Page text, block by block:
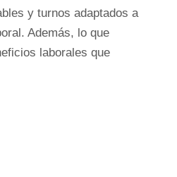
y turnos adaptados a
Además, lo que
laborales que